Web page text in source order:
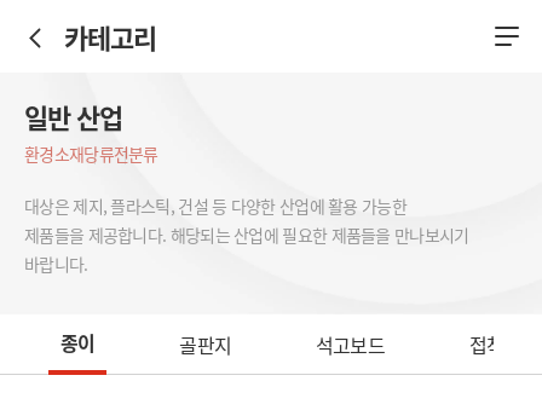
카테고리
일반 산업
환경소재당류전분류
대상은 제지, 플라스틱, 건설 등 다양한 산업에 활용 가능한
제품들을 제공합니다. 해당되는 산업에 필요한 제품들을 만나보시기
바랍니다.
종이 골판지 석고보드 접착제